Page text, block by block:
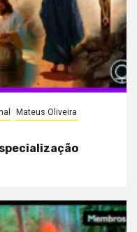
Mateus Oliveira